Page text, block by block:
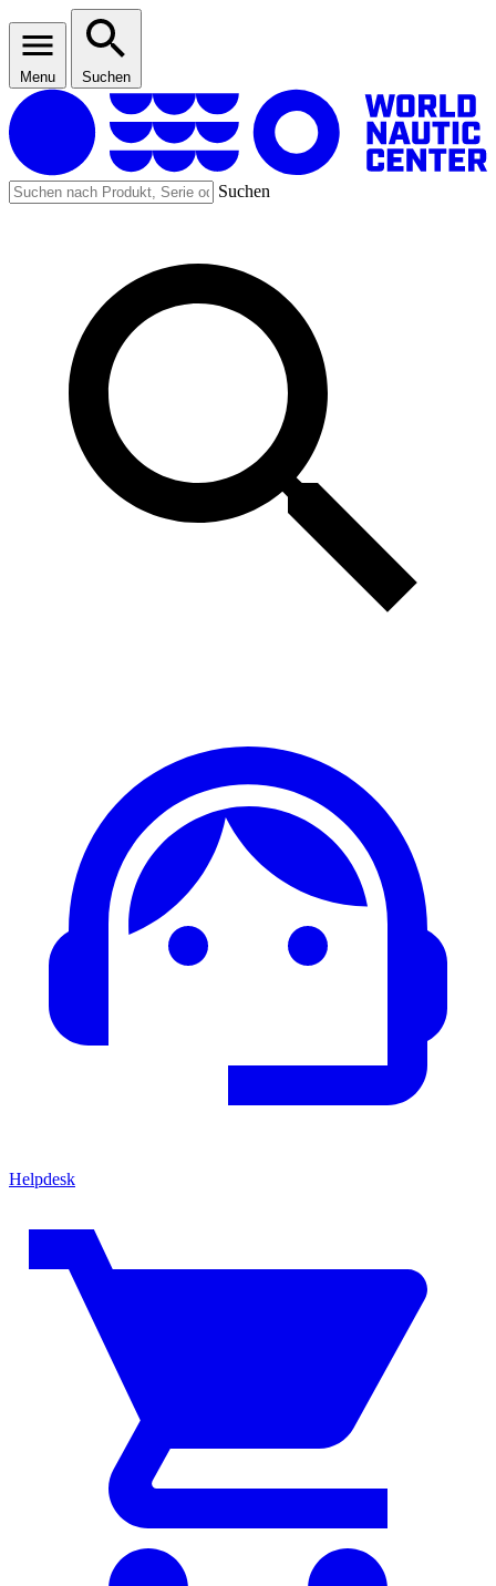
Menu Suchen
Suchen
Helpdesk